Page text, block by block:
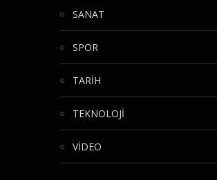
SANAT
SPOR
TARİH
TEKNOLOJİ
VİDEO